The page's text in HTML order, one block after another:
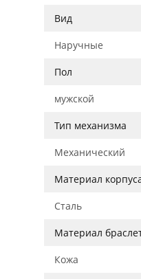
Вид
Наручные
Пол
мужской
Тип механизма
Механический
Материал
Сталь
Материал
Кожа